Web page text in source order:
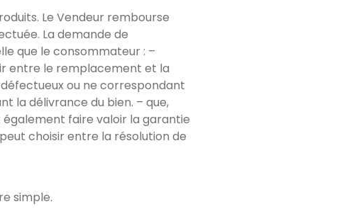
Le Vendeur rembourse
La demande de
que le consommateur : –
entre le remplacement et la
ou ne correspondant
la délivrance du bien. – que,
également faire valoir la garantie
choisir entre la résolution de
simple.